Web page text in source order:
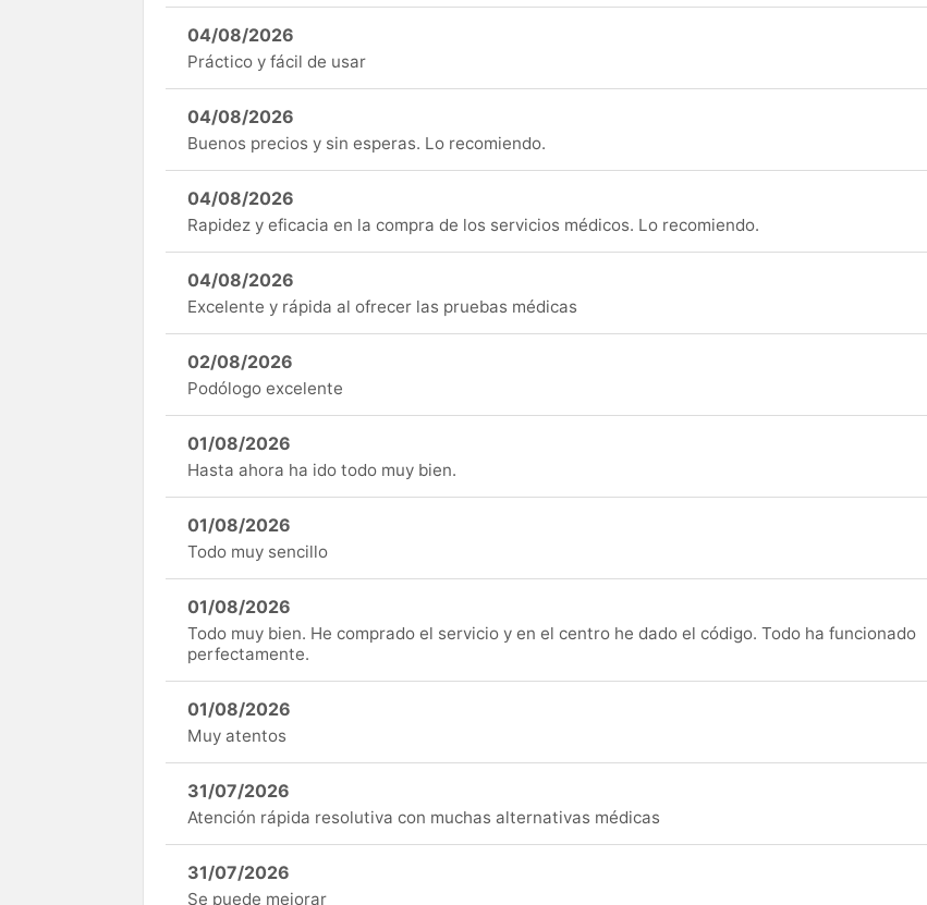
04/08/2026
Práctico y fácil de usar
04/08/2026
Buenos precios y sin esperas. Lo recomiendo.
04/08/2026
Rapidez y eficacia en la compra de los servicios médicos. Lo recomiendo.
04/08/2026
Excelente y rápida al ofrecer las pruebas médicas
02/08/2026
Podólogo excelente
01/08/2026
Hasta ahora ha ido todo muy bien.
01/08/2026
Todo muy sencillo
01/08/2026
Todo muy bien. He comprado el servicio y en el centro he dado el código. Todo ha funcionado
perfectamente.
01/08/2026
Muy atentos
31/07/2026
Atención rápida resolutiva con muchas alternativas médicas
31/07/2026
Se puede mejorar